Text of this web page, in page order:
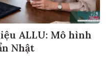
ALLU: Mô hình
Nhật